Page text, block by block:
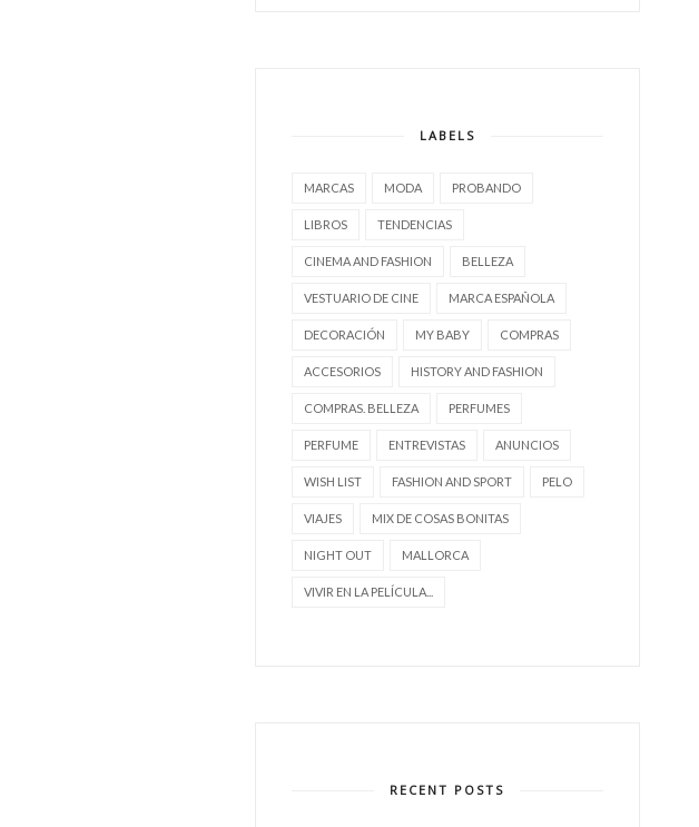
LABELS
MARCAS MODA PROBANDO
LIBROS TENDENCIAS
CINEMA AND FASHION BELLEZA
VESTUARIO DE CINE MARCA ESPAÑOLA
DECORACIÓN MY BABY COMPRAS
ACCESORIOS HISTORY AND FASHION
COMPRAS. BELLEZA PERFUMES
PERFUME ENTREVISTAS ANUNCIOS
WISH LIST FASHION AND SPORT PELO
VIAJES MIX DE COSAS BONITAS
NIGHT OUT MALLORCA
VIVIR EN LA PELÍCULA...
RECENT POSTS